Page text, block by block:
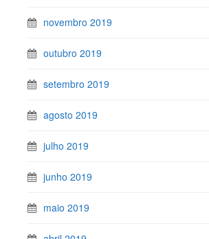
novembro 2019
outubro 2019
setembro 2019
agosto 2019
julho 2019
junho 2019
maio 2019